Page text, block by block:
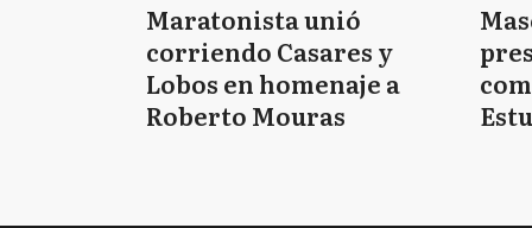
Maratonista unió
corriendo Casares y
Lobos en homenaje a
Roberto Mouras